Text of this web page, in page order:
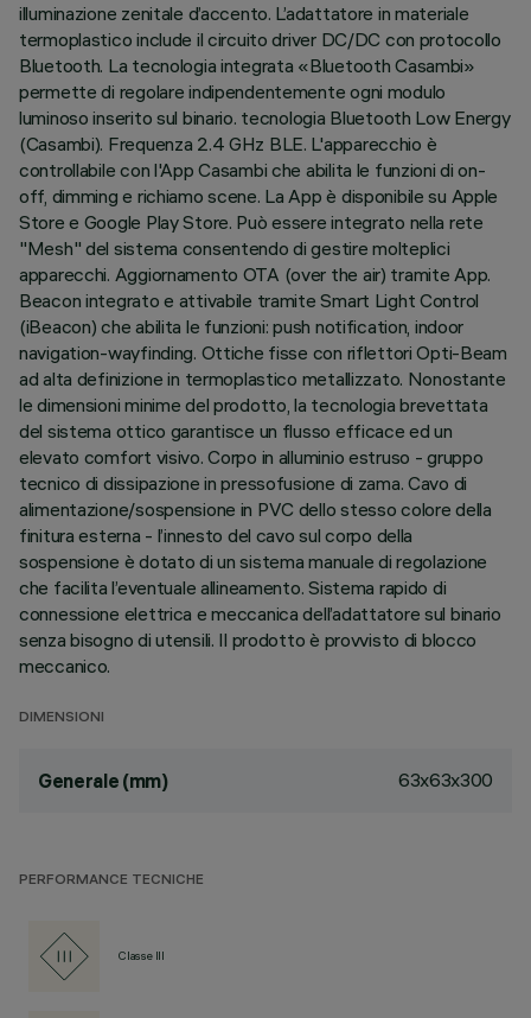
illuminazione zenitale d’accento. L’adattatore in materiale
termoplastico include il circuito driver DC/DC con protocollo
Bluetooth. La tecnologia integrata «Bluetooth Casambi»
permette di regolare indipendentemente ogni modulo
luminoso inserito sul binario. tecnologia Bluetooth Low Energy
(Casambi). Frequenza 2.4 GHz BLE. L'apparecchio è
controllabile con l'App Casambi che abilita le funzioni di on-
off, dimming e richiamo scene. La App è disponibile su Apple
Store e Google Play Store. Può essere integrato nella rete
"Mesh" del sistema consentendo di gestire molteplici
apparecchi. Aggiornamento OTA (over the air) tramite App.
Beacon integrato e attivabile tramite Smart Light Control
(iBeacon) che abilita le funzioni: push notification, indoor
navigation-wayfinding. Ottiche fisse con riflettori Opti-Beam
ad alta definizione in termoplastico metallizzato. Nonostante
le dimensioni minime del prodotto, la tecnologia brevettata
del sistema ottico garantisce un flusso efficace ed un
elevato comfort visivo. Corpo in alluminio estruso - gruppo
tecnico di dissipazione in pressofusione di zama. Cavo di
alimentazione/sospensione in PVC dello stesso colore della
finitura esterna - l’innesto del cavo sul corpo della
sospensione è dotato di un sistema manuale di regolazione
che facilita l’eventuale allineamento. Sistema rapido di
connessione elettrica e meccanica dell’adattatore sul binario
senza bisogno di utensili. Il prodotto è provvisto di blocco
meccanico.
DIMENSIONI
Generale (mm) 63x63x300
PERFORMANCE TECNICHE
Classe III